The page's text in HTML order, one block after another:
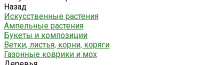
Назад
Искусственные растения
Ампельные растения
Букеты и композиции
Ветки, листья, корни, коряги
Газонные коврики и мох